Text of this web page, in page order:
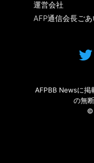
運営会社
AFP通信会長ご
AFPBB Newsに掲
の無
©